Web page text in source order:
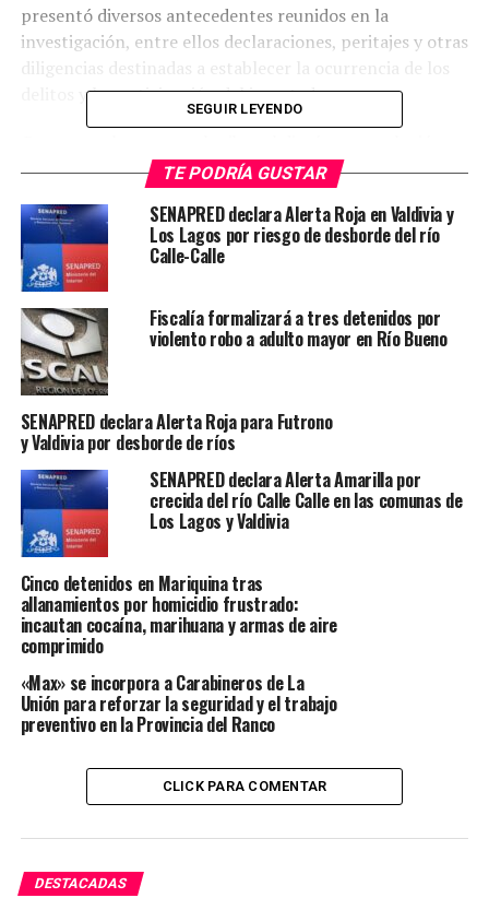
presentó diversos antecedentes reunidos en la
investigación, entre ellos declaraciones, peritajes y otras
diligencias destinadas a establecer la ocurrencia de los
delitos y la participación del imputado.
condenatoria en contra del docente, poniendo fin a una
causa que se extendió por varios años desde la denuncia
de los hechos.
Desde la Fiscalía de Los Ríos valoraron el resultado
obtenido, destacando el trabajo investigativo realizado
para reunir las pruebas que permitieron sustentar la
acusación.
La audiencia de lectura de sentencia quedó fijada para el
próximo 4 de junio, ocasión en que se conocerá la pena
que deberá cumplir el condenado.
Post Views: 39
TAGS JUDICIAL REGION DE LOS RIOS
Prisión preventiva para hombre acusado de violar y
retener a mujer de 65 años en Río Bueno
NO TE PIERDAS
Grave ataque en Valdivia: hombre queda en riesgo vital
tras agresión con objeto contundente
Redacción Radio Austral
SEGUIR LEYENDO
TE PODRÍA GUSTAR
SENAPRED declara Alerta Roja en Valdivia y
Los Lagos por riesgo de desborde del río
Calle-Calle
Fiscalía formalizará a tres detenidos por
violento robo a adulto mayor en Río Bueno
SENAPRED declara Alerta Roja para Futrono
y Valdivia por desborde de ríos
SENAPRED declara Alerta Amarilla por
crecida del río Calle Calle en las comunas de
Los Lagos y Valdivia
Cinco detenidos en Mariquina tras
allanamientos por homicidio frustrado:
incautan cocaína, marihuana y armas de aire
comprimido
«Max» se incorpora a Carabineros de La
Unión para reforzar la seguridad y el trabajo
preventivo en la Provincia del Ranco
CLICK PARA COMENTAR
DESTACADAS